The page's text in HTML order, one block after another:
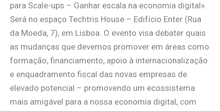
para Scale-ups – Ganhar escala na economia digital».
Será no espaço Techtris House – Edifício Enter (Rua
da Moeda, 7), em Lisboa. O evento visa debater quais
as mudanças que devemos promover em áreas como
formação, financiamento, apoio à internacionalização
e enquadramento fiscal das novas empresas de
elevado potencial – promovendo um ecossistema
mais amigável para a nossa economia digital, com